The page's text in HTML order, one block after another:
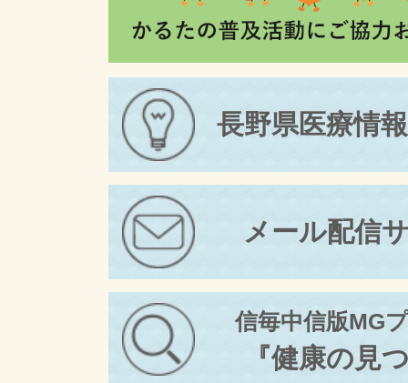
長野県医療情
メール配信
信毎中信版MG
『健康の見